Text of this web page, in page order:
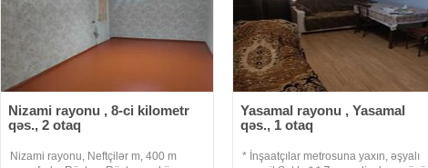
Nizami rayonu , 8-ci kilometr
qəs., 2 otaq
Nizami rayonu, Neftçilər m, 400 m
Yasamal rayonu , Yasamal
qəs., 1 otaq
* İnşaatçılar metrosuna yaxın, əşyalı